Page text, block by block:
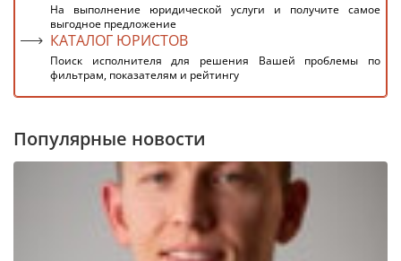
На выполнение юридической услуги и получите самое
выгодное предложение
КАТАЛОГ ЮРИСТОВ
Поиск исполнителя для решения Вашей проблемы по
фильтрам, показателям и рейтингу
Популярные новости